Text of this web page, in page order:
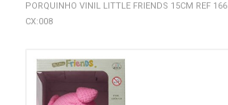
PORQUINHO VINIL LITTLE FRIENDS 15CM REF 166
CX:008